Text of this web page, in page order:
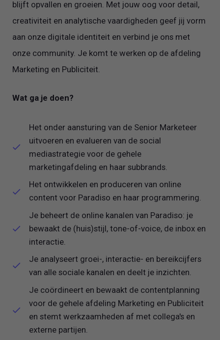
blijft opvallen en groeien. Met jouw oog voor detail,
creativiteit en analytische vaardigheden geef jij vorm
aan onze digitale identiteit en verbind je ons met
onze community. Je komt te werken op de afdeling
Marketing en Publiciteit.
Wat ga je doen?
Het onder aansturing van de Senior Marketeer
uitvoeren en evalueren van de social
mediastrategie voor de gehele
marketingafdeling en haar subbrands.
Het ontwikkelen en produceren van online
content voor Paradiso en haar programmering.
Je beheert de online kanalen van Paradiso: je
bewaakt de (huis)stijl, tone-of-voice, de inbox en
interactie.
Je analyseert groei-, interactie- en bereikcijfers
van alle sociale kanalen en deelt je inzichten.
Je coördineert en bewaakt de contentplanning
voor de gehele afdeling Marketing en Publiciteit
en stemt werkzaamheden af met collega's en
externe partijen.